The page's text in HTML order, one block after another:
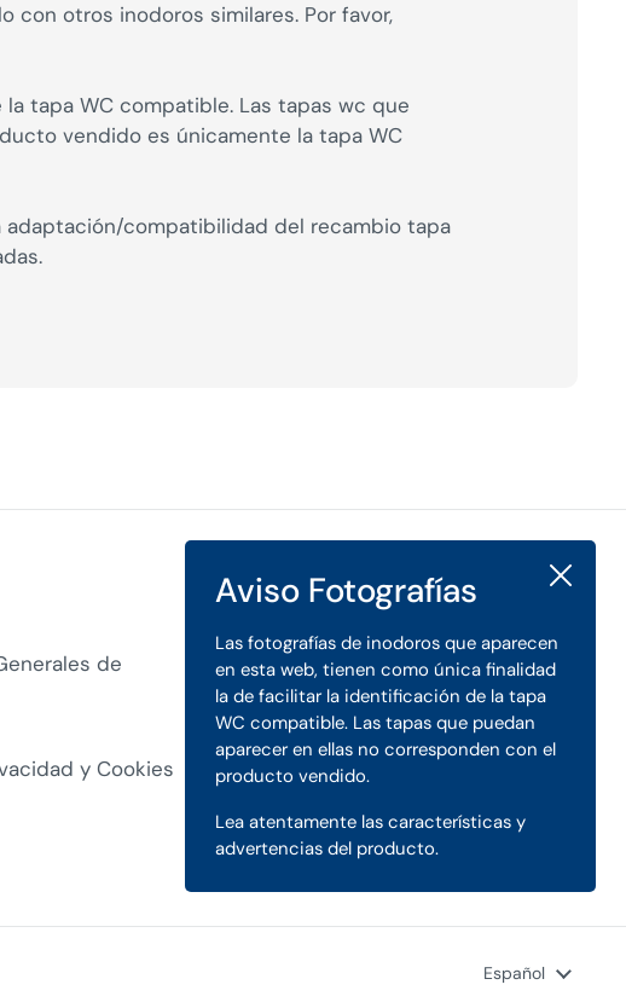
con otros inodoros similares. Por favor,
tapa WC compatible. Las tapas wc que
vendido es únicamente la tapa WC
compatibilidad del recambio tapa
de
y Cookies
Idioma
Español
Aviso Fotografías
Las fotografías de inodoros que aparecen
en esta web, tienen como única finalidad
la de facilitar la identificación de la tapa
WC compatible. Las tapas que puedan
aparecer en ellas no corresponden con el
producto vendido.
Lea atentamente las características y
advertencias del producto.
Cerrar